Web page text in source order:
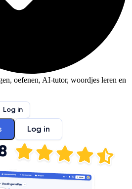
oefenen, AI-tutor, woordjes leren en
Log in
Log in